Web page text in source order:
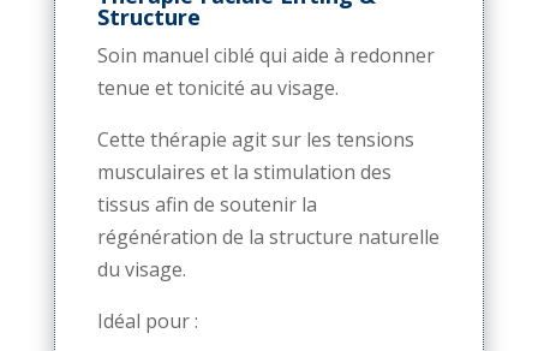
Structure
Soin manuel ciblé qui aide à redonner
tenue et tonicité au visage.
Cette thérapie agit sur les tensions
musculaires et la stimulation des
tissus afin de soutenir la
régénération de la structure naturelle
du visage.
Idéal pour :